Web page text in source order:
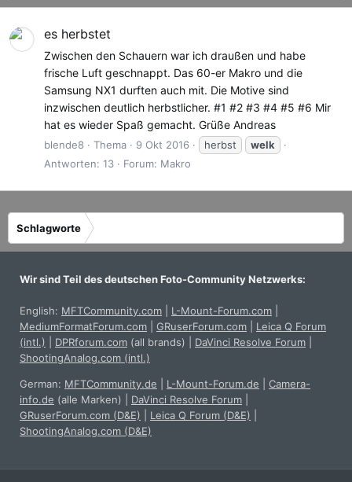
es herbstet
Zwischen den Schauern war ich draußen und habe
frische Luft geschnappt. Das 60-er Makro und die
Samsung NX1 durften auch mit. Die Motive sind
inzwischen deutlich herbstlicher. #1 #2 #3 #4 #5 #6 Mir
hat es wieder Spaß gemacht. Grüße Andreas
blende8 Thema 9 Okt 2016 herbst
welk
Antworten: 13
Forum: Makro
Schlagworte
Wir sind Teil des deutschen Foto-Community Netzwerks:
English: MFTCommunity.com L-Mount-Forum.com
MediumFormatForum.com
GRuserForum.com
Leica Q Forum
(intl.)
DPRforum.com (all brands) DaVinci Resolve Forum
ShootingAnalog.com (intl.)
German: MFTCommunity.de L-Mount-Forum.de
Camera-
info.de (alle Marken) DaVinci Resolve Forum
GRuserForum.com (D&E)
Leica Q Forum (D&E)
ShootingAnalog.com (D&E)